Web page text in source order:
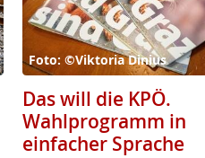
Foto: ©Viktoria Dinius
Das will die KPÖ.
Wahlprogramm in
einfacher Sprache